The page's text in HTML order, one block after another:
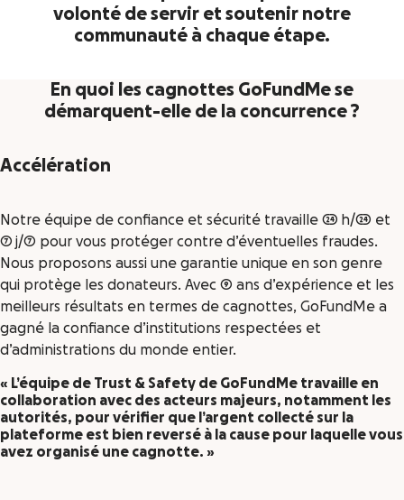
volonté de servir et soutenir notre
communauté à chaque étape.
En quoi les cagnottes GoFundMe se
démarquent-elle de la concurrence ?
Accélération
Notre équipe de confiance et sécurité travaille 24 h/24 et
7 j/7 pour vous protéger contre d’éventuelles fraudes.
Nous proposons aussi une garantie unique en son genre
qui protège les donateurs. Avec 9 ans d’expérience et les
meilleurs résultats en termes de cagnottes, GoFundMe a
gagné la confiance d’institutions respectées et
d’administrations du monde entier.
« L’équipe de Trust & Safety de GoFundMe travaille en
collaboration avec des acteurs majeurs, notamment les
autorités, pour vérifier que l’argent collecté sur la
plateforme est bien reversé à la cause pour laquelle vous
avez organisé une cagnotte. »